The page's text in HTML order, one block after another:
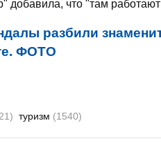
добавила, что "там
разбили
ФОТО
туризм (1540)